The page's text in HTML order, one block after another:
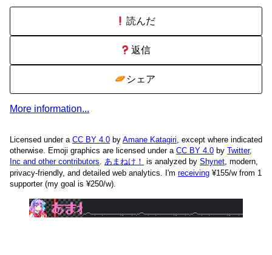
読んだ
返信
シェア
More information...
Licensed under a CC BY 4.0 by Amane Katagiri, except where indicated
otherwise. Emoji graphics are licensed under a CC BY 4.0 by Twitter,
Inc and other contributors. あまねけ！ is analyzed by Shynet, modern,
privacy-friendly, and detailed web analytics. I'm receiving ¥155/w from 1
supporter (my goal is ¥250/w).